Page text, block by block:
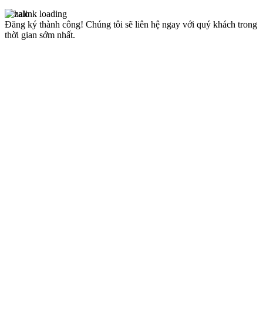
Đăng ký thành công! Chúng tôi sẽ liên hệ ngay với quý khách trong
thời gian sớm nhất.